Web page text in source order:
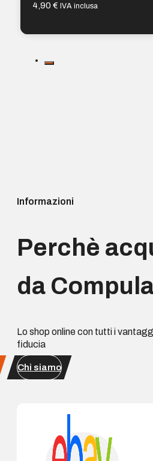
4,90€ IVA inclusa
Informazioni
Perchè
da
Lo shop online con tutti i
fiducia
Chi siamo